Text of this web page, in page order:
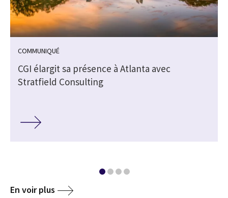
COMMUNIQUÉ
CGI élargit sa présence à Atlanta avec
Stratfield Consulting
En voir plus